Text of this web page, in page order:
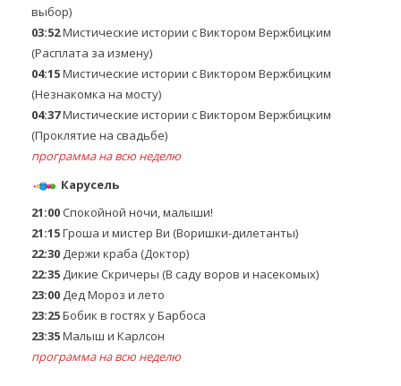
выбор)
03:52Мистические истории с Виктором Вержбицким
(Расплата за измену)
04:15Мистические истории с Виктором Вержбицким
(Незнакомка на мосту)
04:37Мистические истории с Виктором Вержбицким
(Проклятие на свадьбе)
программа на всю неделю
Карусель
21:00Спокойной ночи, малыши!
21:15Гроша и мистер Ви (Воришки-дилетанты)
22:30Держи краба (Доктор)
22:35Дикие Скричеры (В саду воров и насекомых)
23:00Дед Мороз и лето
23:25Бобик в гостях у Барбоса
23:35Малыш и Карлсон
программа на всю неделю